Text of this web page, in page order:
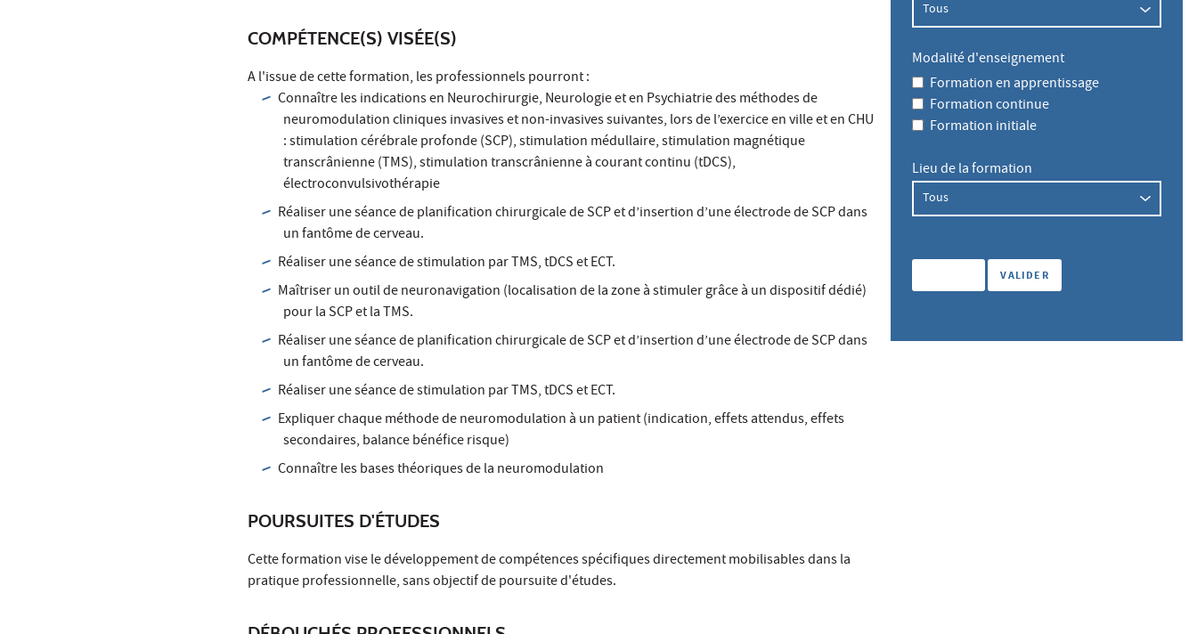
COMPÉTENCE(S) VISÉE(S)
A l'issue de cette formation, les professionnels pourront :
Connaître les indications en Neurochirurgie, Neurologie et en Psychiatrie des méthodes de
neuromodulation cliniques invasives et non-invasives suivantes, lors de l’exercice en ville et en CHU
: stimulation cérébrale profonde (SCP), stimulation médullaire, stimulation magnétique
transcrânienne (TMS), stimulation transcrânienne à courant continu (tDCS),
électroconvulsivothérapie
Réaliser une séance de planification chirurgicale de SCP et d’insertion d’une électrode de SCP dans
un fantôme de cerveau.
Réaliser une séance de stimulation par TMS, tDCS et ECT.
Maîtriser un outil de neuronavigation (localisation de la zone à stimuler grâce à un dispositif dédié)
pour la SCP et la TMS.
Réaliser une séance de planification chirurgicale de SCP et d’insertion d’une électrode de SCP dans
un fantôme de cerveau.
Réaliser une séance de stimulation par TMS, tDCS et ECT.
Expliquer chaque méthode de neuromodulation à un patient (indication, effets attendus, effets
secondaires, balance bénéfice risque)
Connaître les bases théoriques de la neuromodulation
POURSUITES D'ÉTUDES
Cette formation vise le développement de compétences spécifiques directement mobilisables dans la
pratique professionnelle, sans objectif de poursuite d'études.
Modalité d'enseignement
Formation en apprentissage
Formation continue
Formation initiale
Lieu de la formation